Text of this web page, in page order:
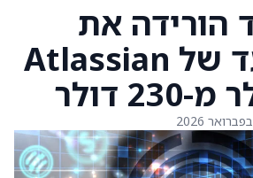
הורידה את
מחיר היעד של Atlassian